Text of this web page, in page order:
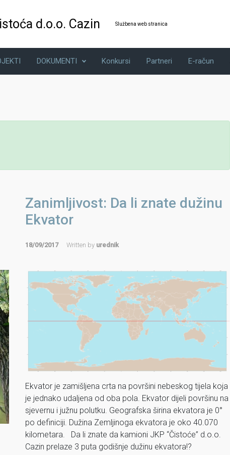
d.o.o. Cazin Službena web stranica
DOKUMENTI Konkursi Partneri E-račun
Zanimljivost: Da li znate dužinu
Ekvator
18/09/2017 Written by urednik
Ekvator je zamišljena crta na površini nebeskog tijela koja
je jednako udaljena od oba pola. Ekvator dijeli površinu na
sjevernu i južnu polutku. Geografska širina ekvatora je 0°
po definiciji. Dužina Zemljinoga ekvatora je oko 40.070
kilometara. Da li znate da kamioni JKP “Čistoće” d.o.o.
Cazin prelaze 3 puta godišnje dužinu ekvatora!?